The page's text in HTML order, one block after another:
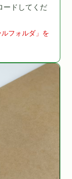
ードしてくだ
フォルダ」を